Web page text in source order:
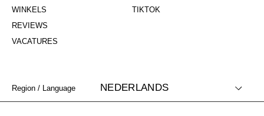
WINKELS
REVIEWS
VACATURES
TIKTOK
Region / Language NEDERLANDS